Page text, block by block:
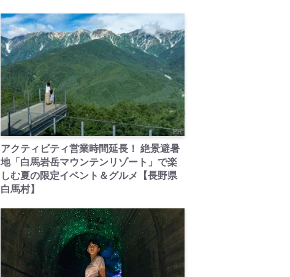
PR
アクティビティ営業時間延長！ 絶景避暑
地「白馬岩岳マウンテンリゾート」で楽
しむ夏の限定イベント＆グルメ【長野県
白馬村】